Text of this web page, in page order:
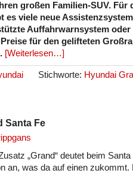
großen Familien-SUV. Für
es viele neue
Auffahrwarnsystem oder
für den gelifteten
[Weiterlesen…]
Stichworte: Hyundai
Santa Fe
„Grand“ deutet beim Santa
an, was da auf einen zukommt.